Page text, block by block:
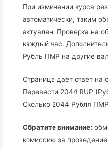
При изминении курса
автоматически, таким
актуален. Проверка на
каждый час.
Рубль ПМР на другие
Страница даёт ответ
Перевести 2044 RUP
Сколько 2044 Рубля
Обратите внимание:
комиссию за